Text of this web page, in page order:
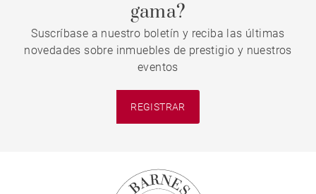
gama?
Suscríbase a nuestro boletín y reciba las últimas
novedades sobre inmuebles de prestigio y nuestros
eventos
REGISTRAR